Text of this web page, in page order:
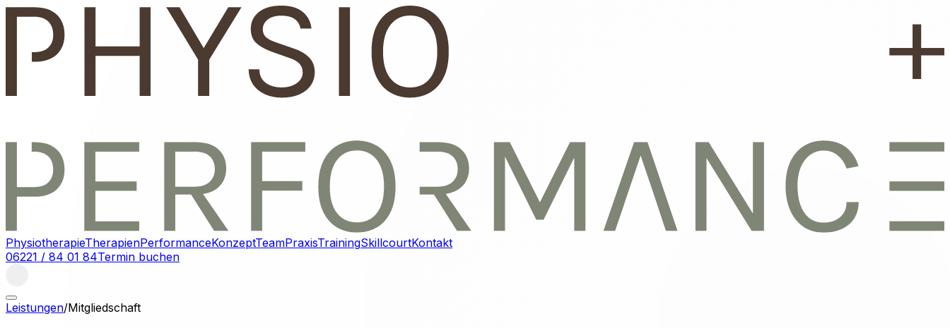
PhysiotherapieTherapienPerformanceKonzeptTeamPraxisTrainingSkillcourtKontakt
06221 / 84 01 84Termin buchen
Leistungen/Mitgliedschaft